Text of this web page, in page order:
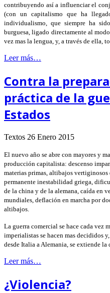
contribuyendo así a influenciar el
(con un capitalismo que ha
individualismo, que siempre ha
burguesa, ligado directamente al
vez mas la lengua, y, a través de ella,
Leer más…
Contra la
práctica de la
Estados
Textos 26 Enero 2015
El nuevo año se abre con mayores y
producción capitalista: descenso
materias primas, altibajos vertiginosos
permanente inestabilidad griega,
de la china y de la alemana, caída en
mundiales, deflación en marcha por
altibajos.
La guerra comercial se hace cada vez
imperialistas se hacen mas decididos
desde Italia a Alemania, se extiende la
Leer más…
¿Violencia?